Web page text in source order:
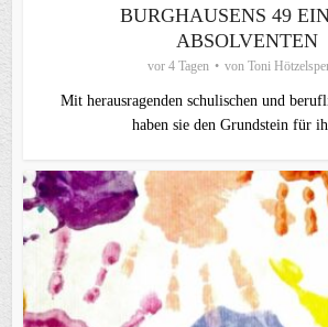
BURGHAUSENS 49
ABSOLVENTEN
vor 4 Tagen von Toni
Mit herausragenden schulischen und
haben sie den Grundstein für